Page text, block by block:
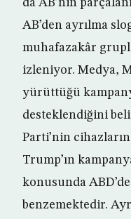
da AB’nin
AB’den ayrılma
muhafazakâr
izleniyor. Medya,
yürüttüğü
desteklendiğini
Parti’nin
Trump’ın
konusunda
benzemektedir.